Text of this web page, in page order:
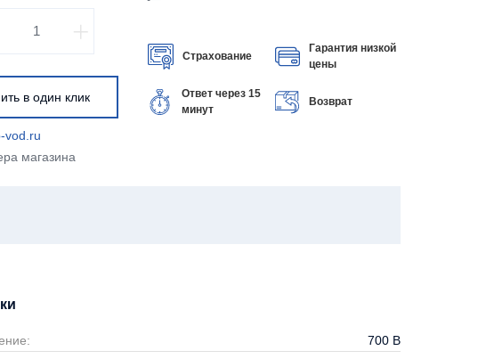
в один клик
vod.ru
магазина
Страхование
Гарантия низкой
цены
Ответ через 15
минут
Возврат
700 В